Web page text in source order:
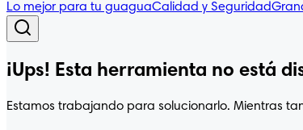
Lo mejor para tu guaguaCalidad y Seguridad
¡Ups! Esta herramienta no está
Estamos trabajando para solucionarlo. Mientras